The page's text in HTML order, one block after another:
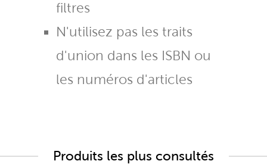
filtres
N'utilisez pas les traits
d'union dans les ISBN ou
les numéros d'articles
Produits les plus consultés